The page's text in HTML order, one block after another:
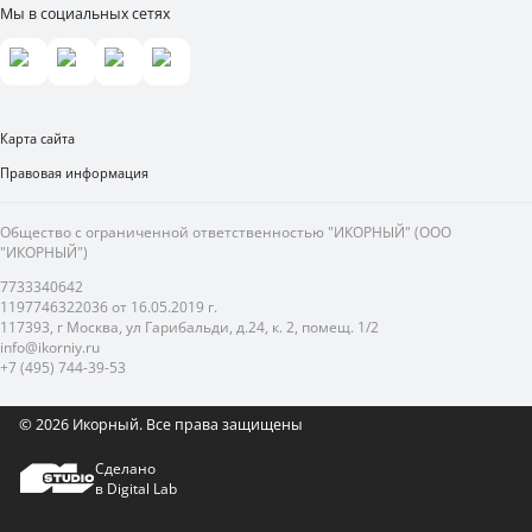
Мы в социальных сетях
Карта сайта
Правовая информация
Общество с ограниченной ответственностью "ИКОРНЫЙ" (ООО
"ИКОРНЫЙ")
7733340642
1197746322036 от 16.05.2019 г.
117393, г Москва, ул Гарибальди, д.24, к. 2, помещ. 1/2
info@ikorniy.ru
+7 (495) 744-39-53
© 2026 Икорный. Все права защищены
Сделано
в Digital Lab